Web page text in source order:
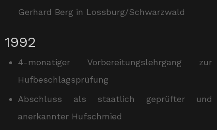
Gerhard Berg in Lossburg/Schwarzwald
1992
4-monatiger Vorbereitungslehrgang zur
Hufbeschlagsprüfung
Abschluss als staatlich geprüfter und
anerkannter Hufschmied